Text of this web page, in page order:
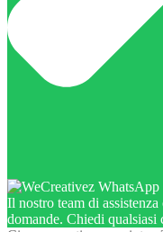
Il nostro team di
domande. Chiedi qualsiasi